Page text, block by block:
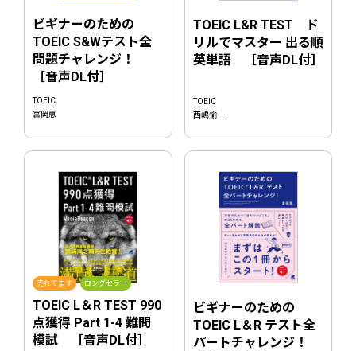
ビギナーのための
TOEIC S&Wテスト全
問題チャレンジ！
［音声DL付］
TOEIC
富岡恵
TOEIC L&R TEST ド
リルでマスター 出る順
英単語 ［音声DL付］
TOEIC
西嶋愉一
売れてます ロングセラー
TOEIC L＆R TEST 990
点獲得 Part 1-4 難問
模試 ［音声DL付］
ビギナーのための
TOEIC L＆R テスト全
パートチャレンジ！